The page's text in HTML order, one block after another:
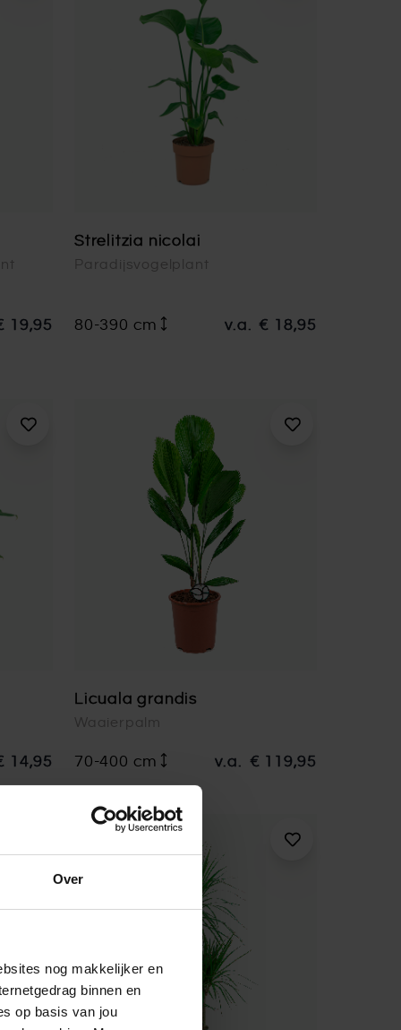
Over
nog makkelijker en
binnen en
op basis van jou
19,95
Strelitzia nicolai
Paradijsvogelplant
80-390 cm v.a. € 18,95
14,95
Licuala grandis
Waaierpalm
70-400 cm v.a. € 119,95